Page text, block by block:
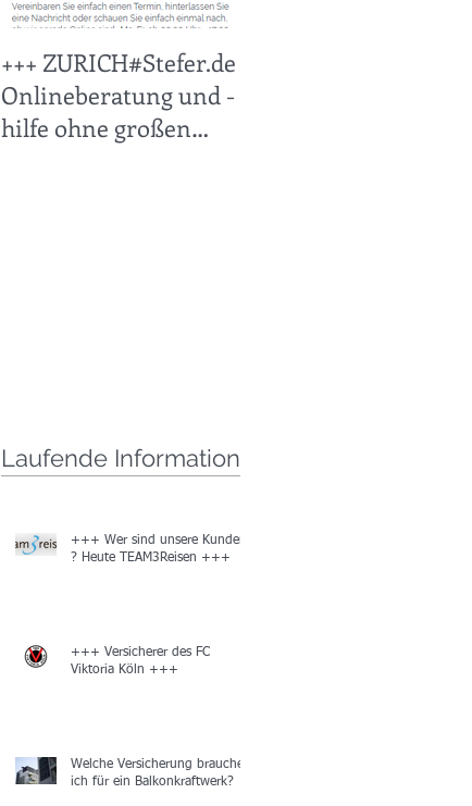
+++ ZURICH#Stefer.de
Onlineberatung und -
hilfe ohne großen
Laufende Information
+++ Wer sind unsere Kunden
? Heute TEAM3Reisen +++
+++ Versicherer des FC
Viktoria Köln +++
Welche Versicherung brauche
ich für ein Balkonkraftwerk?